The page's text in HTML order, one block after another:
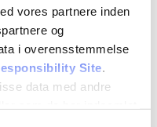
vores partnere inden
og
i overensstemmelse
Site.
data med andre